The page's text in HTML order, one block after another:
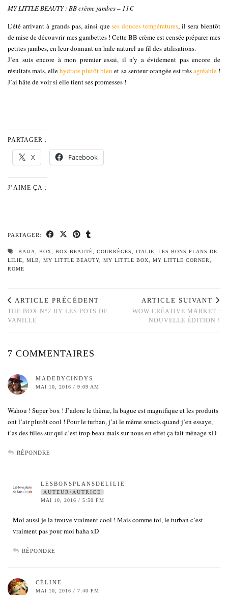
MY LITTLE BEAUTY : BB crème jambes – 11€
L’été arrivant à grands pas, ainsi queses douces températures, il sera bientôt
de mise de découvrir mes gambettes ! Cette BB crème est censée préparer mes
petites jambes, en leur donnant un hale naturel au fil des utilisations.
J’en suis encore à mon premier essai, il n’y a évidement pas encore de
résultats mais, ellehydrate plutôt bien et sa senteur orangée est trèsagréable!
J’ai hâte de voir si elle tient ses promesses !
PARTAGER :
X Facebook
J’AIME ÇA :
PARTAGER:
BAÏJA, BOX, BOX BEAUTÉ, COURRÈGES, ITALIE, LES BONS PLANS DE
LILIE, MLB, MY LITTLE BEAUTY, MY LITTLE BOX, MY LITTLE CORNER,
ROME
ARTICLE PRÉCÉDENT
THE BOX N°2 BY LES POTS DE
VANILLE
ARTICLE SUIVANT
WOW CRÉATIVE MARKET :
NOUVELLE ÉDITION !
7 COMMENTAIRES
MADEBYCINDYS
MAI 10, 2016 / 9:09 AM
Wahou ! Super box ! J’adore le thème, la bague est magnifique et les produits
ont l’air plutôt cool ! Pour le turban, j’ai le même soucis quand j’en essaye,
t’as des filles sur qui c’est trop beau mais sur nous en effet ça fait ménage xD
RÉPONDRE
LESBONSPLANSDELILIE
AUTEUR/AUTRICE
MAI 10, 2016 / 5:50 PM
Moi aussi je la trouve vraiment cool ! Mais comme toi, le turban c’est
vraiment pas pour moi haha xD
RÉPONDRE
CÉLINE
MAI 10, 2016 / 7:40 PM